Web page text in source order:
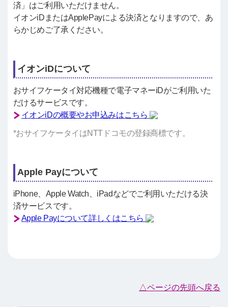
済」はご利用いただけません。
イオンiDまたはApplePayによる決済となりますので、あ
らかじめご了承ください。
イオンiDについて
おサイフケータイ対応機種で電子マネーiDがご利用いた
だけるサービスです。
イオンiDの概要やお申込みはこちら
*おサイフケータイはNTTドコモの登録商標です。
Apple Payについて
iPhone、Apple Watch、iPadなどでご利用いただける決
済サービスです。
Apple Payについて詳しくはこちら
△ページの先頭へ戻る